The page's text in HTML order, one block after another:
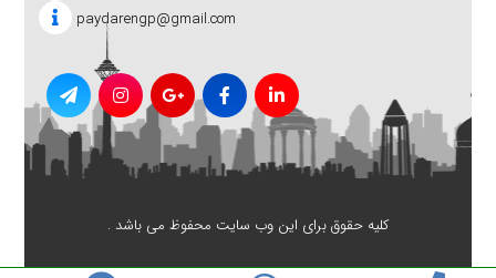
paydarengp@gmail.com
کلیه حقوق برای این وب سایت محفوظ می باشد .